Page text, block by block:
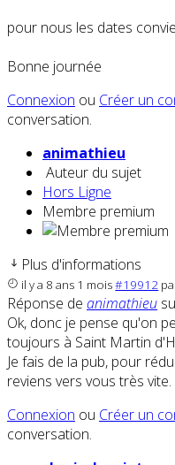
pour nous les dates
Bonne journée
Connexion ou Créer un
conversation.
animathieu
Auteur du sujet
Hors Ligne
Membre premium
Plus d'informations
il y a 8 ans 1 mois#19912
Réponse de animathieu
Ok, donc je pense qu'on
toujours à Saint Martin
Je fais de la pub, pour
reviens vers vous très vite.
Connexion ou Créer un
conversation.